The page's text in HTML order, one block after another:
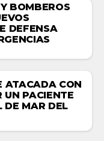
BOMBEROS
DEFENSA
ATACADA CON
UN PACIENTE
DE MAR DEL